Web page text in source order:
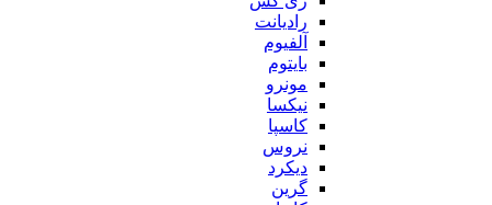
رادیانت
آلفیوم
بایتوم
مونرو
نیکسا
کاسپا
نروس
دیکرد
گرین